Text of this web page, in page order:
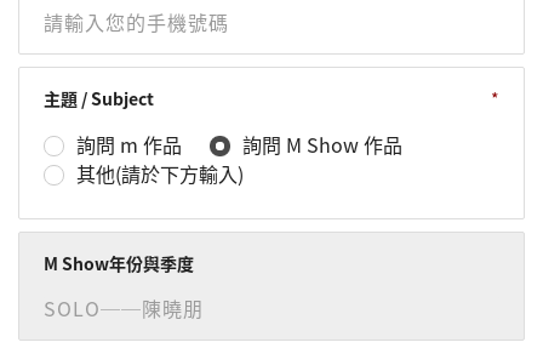
主題 / Subject
詢問 m 作品
詢問 M Show 作品
其他(請於下方輸入)
M Show年份與季度